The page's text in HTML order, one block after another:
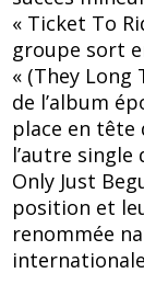
« Ticket To
groupe sort
« (They Long
de l’album
place en tête
l’autre single
Only Just
position et
renommée